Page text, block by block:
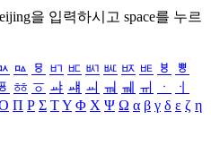
을 입력하시고 space를 누르
ㅰ ㅱ ㅲ ㅳ ㅴ ㅵ ㅶ ㅷ ㅸ
ㅹ
ㆄ ㆅ ㆆ ㆇ ㆈ ㆉ ㆊ ㆋ ㆌ ㆍ
ㆎ
Π Ρ Σ ΤΥ Φ Χ Ψ Ω α β γ δ ε ζ η